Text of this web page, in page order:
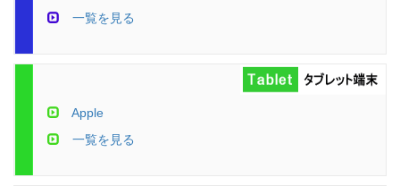
一覧を見る
Apple
一覧を見る